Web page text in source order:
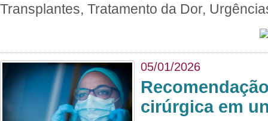
Transplantes, Tratamento da Dor,
05/01/2026
cirúrgica em